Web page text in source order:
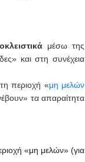
μέσω της
και στη συνέχεια
περιοχή «μη μελών
τα απαραίτητα
«μη μελών» (για